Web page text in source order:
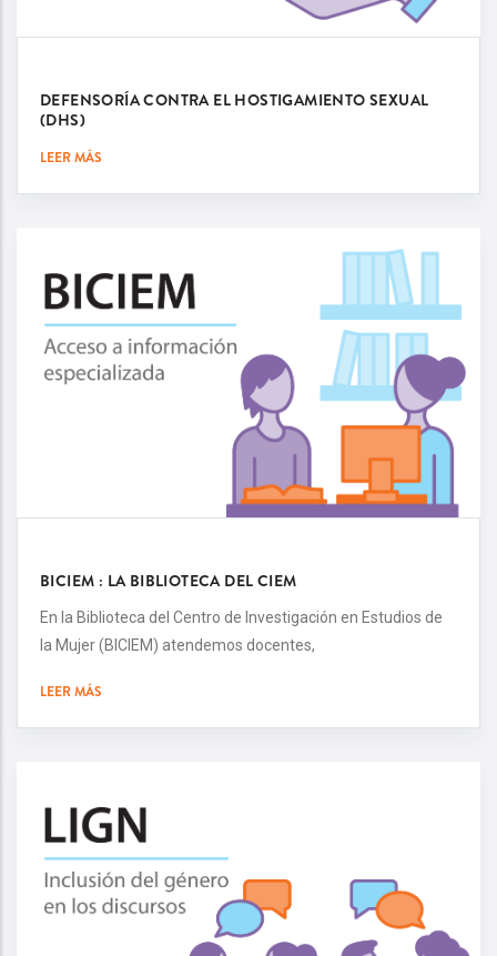
DEFENSORÍA CONTRA EL HOSTIGAMIENTO SEXUAL
(DHS)
LEER MÁS
BICIEM : LA BIBLIOTECA DEL CIEM
En la Biblioteca del Centro de Investigación en Estudios de
la Mujer (BICIEM) atendemos docentes,
LEER MÁS